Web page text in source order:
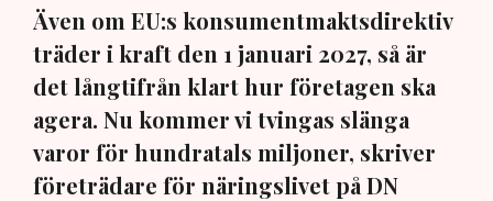
Även om EU:s konsumentmaktsdirektiv
träder i kraft den 1 januari 2027, så är
det långtifrån klart hur företagen ska
agera. Nu kommer vi tvingas slänga
varor för hundratals miljoner, skriver
företrädare för näringslivet på DN